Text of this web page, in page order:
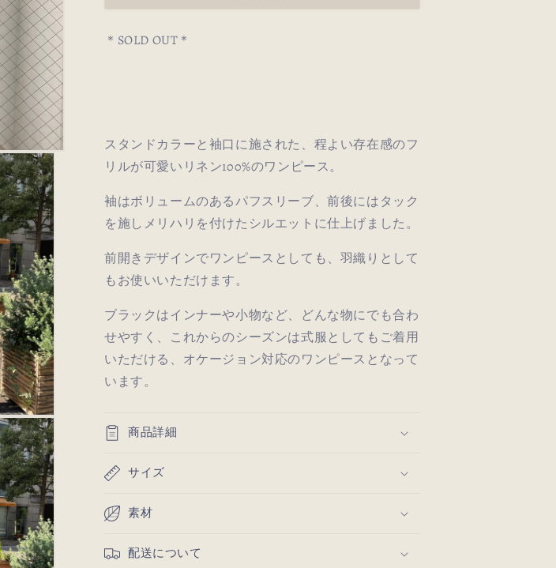
き
せ
ん
い
か
販
数
す
す
＊SOLD OUT＊
スタンドカラーと袖口に施された、程よい存在感のフ
リルが可愛いリネン100%のワンピース。
袖はボリュームのあるパフスリーブ、前後にはタック
を施しメリハリを付けたシルエットに仕上げました。
前開きデザインでワンピースとしても、羽織りとして
もお使いいただけます。
ブラックはインナーや小物など、どんな物にでも合わ
せやすく、これからのシーズンは式服としてもご着用
いただける、オケージョン対応のワンピースとなって
います。
商品詳細
サイズ
素材
配送について